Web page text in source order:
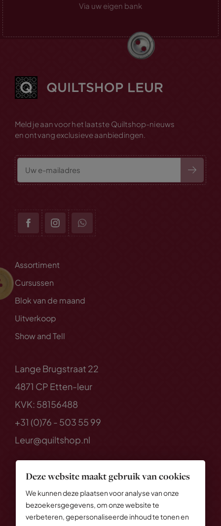
Deze website maakt gebruik van cookies
We kunnen deze plaatsen voor analyse van onze
bezoekersgegevens, om onze website te
verbeteren, gepersonaliseerde inhoud te tonen en
Via uw eigen bank
Meld je aan voor het laatste Quiltshop-nieuws
en ontvang exclusieve aanbiedingen.
Assortiment
Cursussen
Blok van de maand
Uitverkoop
Show and Tell
Lange Brugstraat 22
4871 CP Etten-leur
KVK: 58156488
+31 (0)76 - 503 55 99
Leur@quiltshop.nl